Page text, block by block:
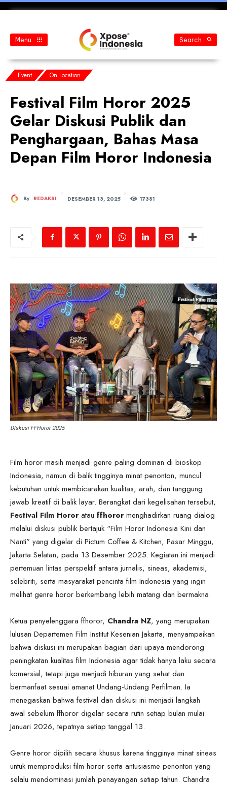
Menu Search
Event On Location
Festival Film Horor 2025
Gelar Diskusi Publik dan
Penghargaan, Bahas Masa
Depan Film Horor Indonesia
By REDAKSI DESEMBER 13, 2025 17381
DIskusi FFHoror 2025
Film horor masih menjadi genre paling dominan di bioskop
Indonesia, namun di balik tingginya minat penonton, muncul
kebutuhan untuk membicarakan kualitas, arah, dan tanggung
jawab kreatif di balik layar. Berangkat dari kegelisahan tersebut,
Festival Film Hororatau ffhorormenghadirkan ruang dialog
melalui diskusi publik bertajuk “Film Horor Indonesia Kini dan
Nanti” yang digelar di Pictum Coffee & Kitchen, Pasar Minggu,
Jakarta Selatan, pada 13 Desember 2025. Kegiatan ini menjadi
pertemuan lintas perspektif antara jurnalis, sineas, akademisi,
selebriti, serta masyarakat pencinta film Indonesia yang ingin
melihat genre horor berkembang lebih matang dan bermakna.
Ketua penyelenggara ffhoror, Chandra NZ, yang merupakan
lulusan Departemen Film Institut Kesenian Jakarta, menyampaikan
bahwa diskusi ini merupakan bagian dari upaya mendorong
peningkatan kualitas film Indonesia agar tidak hanya laku secara
komersial, tetapi juga menjadi hiburan yang sehat dan
bermanfaat sesuai amanat Undang-Undang Perfilman. Ia
menegaskan bahwa festival dan diskusi ini menjadi langkah
awal sebelum ffhoror digelar secara rutin setiap bulan mulai
Januari 2026, tepatnya setiap tanggal 13.
Genre horor dipilih secara khusus karena tingginya minat sineas
untuk memproduksi film horor serta antusiasme penonton yang
selalu mendominasi jumlah penayangan setiap tahun. Chandra